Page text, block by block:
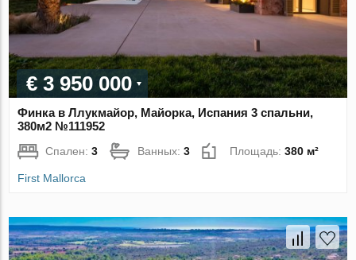
€ 3 950 000
Финка в Ллукмайор, Майорка, Испания 3 спальни,
380м2 №111952
Спален:3 Ванных:3 Площадь:380 м²
First Mallorca